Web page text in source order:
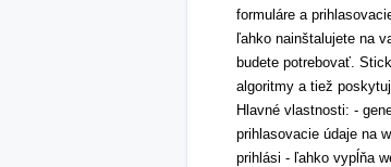
formuláre a
ľahko nainštalujete na
budete potrebovať.
algoritmy a tiež
Hlavné vlastnosti: -
prihlasovacie údaje na
prihlási - ľahko vypĺňa